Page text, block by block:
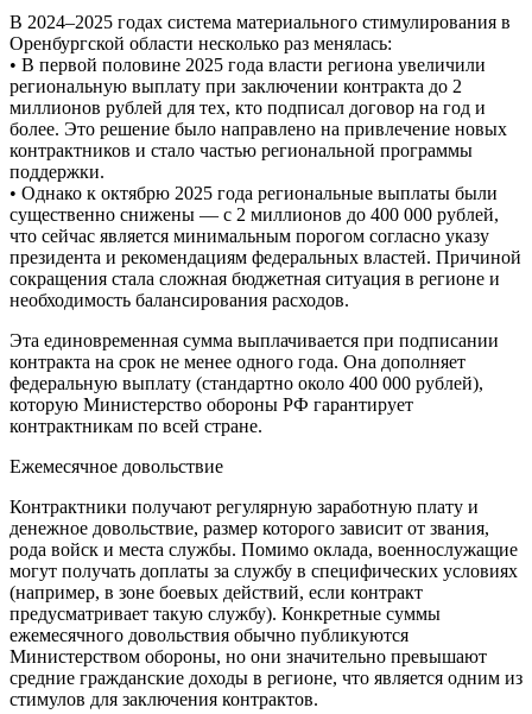
В 2024–2025 годах система материального стимулирования в
Оренбургской области несколько раз менялась:
• В первой половине 2025 года власти региона увеличили
региональную выплату при заключении контракта до 2
миллионов рублей для тех, кто подписал договор на год и
более. Это решение было направлено на привлечение новых
контрактников и стало частью региональной программы
поддержки.
• Однако к октябрю 2025 года региональные выплаты были
существенно снижены — с 2 миллионов до 400 000 рублей,
что сейчас является минимальным порогом согласно указу
президента и рекомендациям федеральных властей. Причиной
сокращения стала сложная бюджетная ситуация в регионе и
необходимость балансирования расходов.
Эта единовременная сумма выплачивается при подписании
контракта на срок не менее одного года. Она дополняет
федеральную выплату (стандартно около 400 000 рублей),
которую Министерство обороны РФ гарантирует
контрактникам по всей стране.
Ежемесячное довольствие
Контрактники получают регулярную заработную плату и
денежное довольствие, размер которого зависит от звания,
рода войск и места службы. Помимо оклада, военнослужащие
могут получать доплаты за службу в специфических условиях
(например, в зоне боевых действий, если контракт
предусматривает такую службу). Конкретные суммы
ежемесячного довольствия обычно публикуются
Министерством обороны, но они значительно превышают
средние гражданские доходы в регионе, что является одним из
стимулов для заключения контрактов.